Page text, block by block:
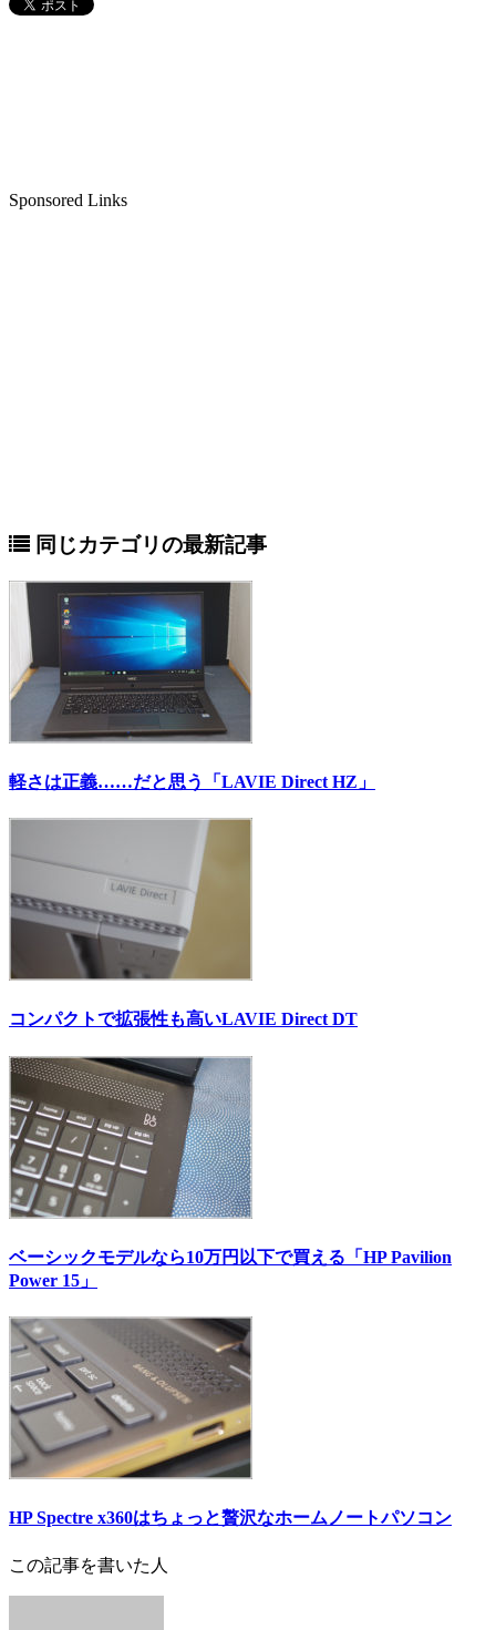
Sponsored Links
同じカテゴリの最新記事
軽さは正義……だと思う「LAVIE Direct HZ」
コンパクトで拡張性も高いLAVIE Direct DT
ベーシックモデルなら10万円以下で買える「HP Pavilion
Power 15」
HP Spectre x360はちょっと贅沢なホームノートパソコン
この記事を書いた人